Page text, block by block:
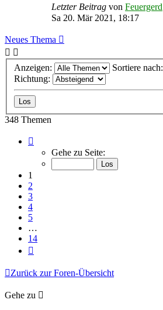
Letzter Beitrag von Feuergerd
Sa 20. Mär 2021, 18:17
Neues Thema
Anzeigen:
Sortiere nach:
Richtung:
348 Themen
von
Gehe zu Seite:
1
2
3
4
5
…
14
Zurück zur Foren-Übersicht
Gehe zu